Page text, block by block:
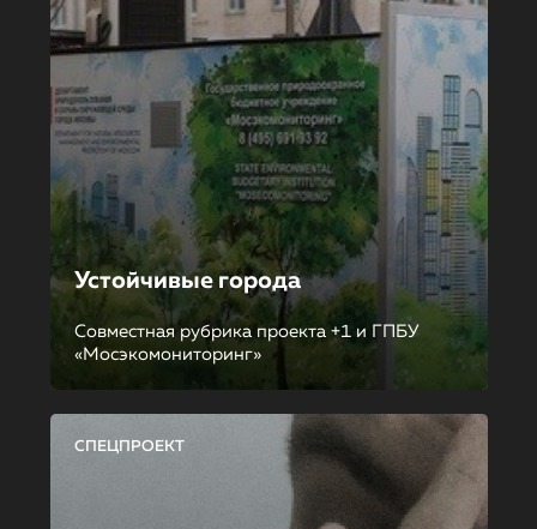
Устойчивые города
Совместная рубрика проекта +1 и ГПБУ
«Мосэкомониторинг»
СПЕЦПРОЕКТ